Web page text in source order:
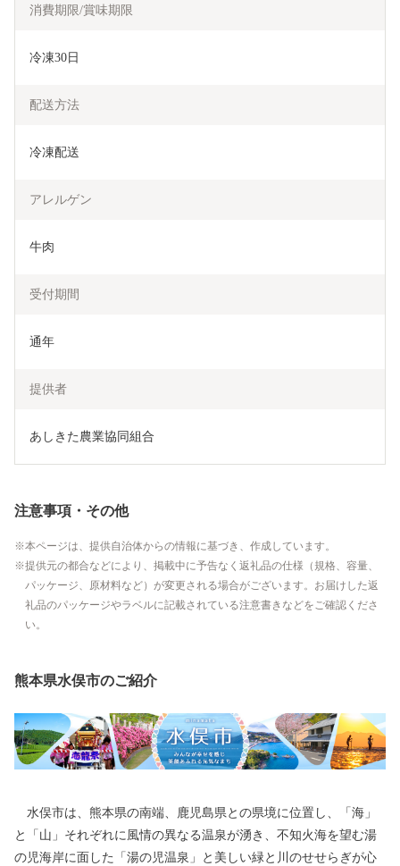
消費期限/賞味期限
冷凍30日
配送方法
冷凍配送
アレルゲン
牛肉
受付期間
通年
提供者
あしきた農業協同組合
注意事項・その他
本ページは、提供自治体からの情報に基づき、作成しています。
提供元の都合などにより、掲載中に予告なく返礼品の仕様（規格、容量、
パッケージ、原材料など）が変更される場合がございます。お届けした返
礼品のパッケージやラベルに記載されている注意書きなどをご確認くださ
い。
熊本県水俣市のご紹介
水俣市は、熊本県の南端、鹿児島県との県境に位置し、「海」
と「山」それぞれに風情の異なる温泉が湧き、不知火海を望む湯
の児海岸に面した「湯の児温泉」と美しい緑と川のせせらぎが心